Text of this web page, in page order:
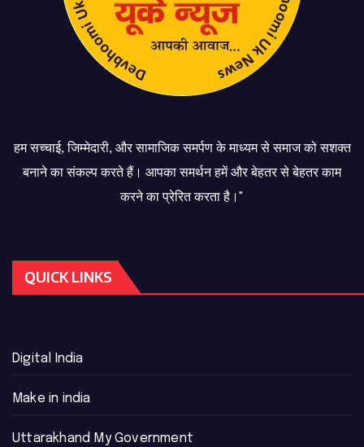
हम सच्चाई, जिम्मेदारी, और सामाजिक समर्पण के माध्यम से समाज को सशक्त
बनाने का संकल्प करते हैं। आपका समर्थन हमें और बेहतर से बेहतर काम
करने का प्रेरित करता है।"
QUICK LINKS
Digital India
Make in india
Uttarakhand My Government